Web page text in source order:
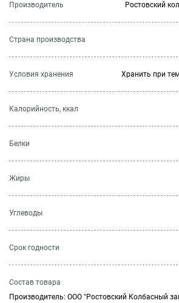
Производитель Ростовский
Страна производства
Условия хранения Хранить при
Калорийность, ккал
Белки
Жиры
Углеводы
Cрок годности
Состав товара
Производитель: ООО "Ростовский Колбасный